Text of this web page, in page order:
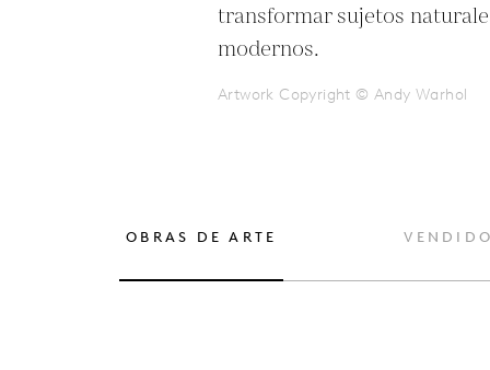
transformar sujetos
modernos.
Artwork Copyright © Andy Warhol
OBRAS DE ARTE